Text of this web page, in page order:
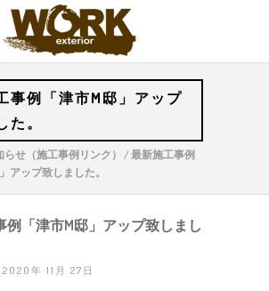
事例「津市M邸」アップ
た。
らせ（施工事例リンク） /最新施工事例
アップ致しました。
例「津市M邸」アップ致しまし
2020年 11月 27日